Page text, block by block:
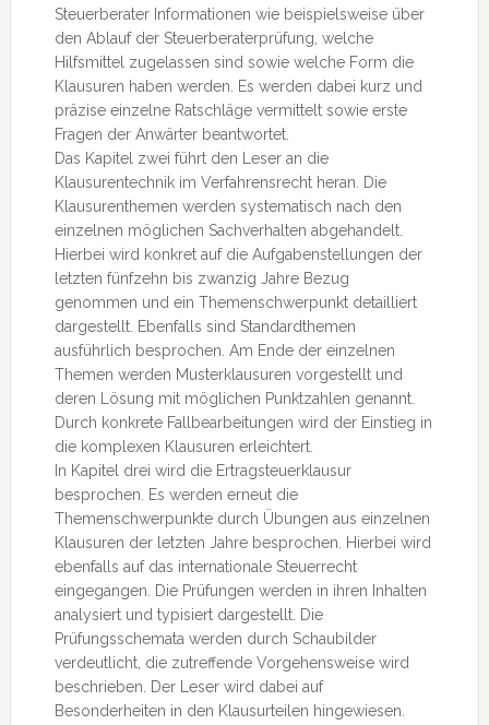
Steuerberater Informationen wie beispielsweise über
den Ablauf der Steuerberaterprüfung, welche
Hilfsmittel zugelassen sind sowie welche Form die
Klausuren haben werden. Es werden dabei kurz und
präzise einzelne Ratschläge vermittelt sowie erste
Fragen der Anwärter beantwortet.
Das Kapitel zwei führt den Leser an die
Klausurentechnik im Verfahrensrecht heran. Die
Klausurenthemen werden systematisch nach den
einzelnen möglichen Sachverhalten abgehandelt.
Hierbei wird konkret auf die Aufgabenstellungen der
letzten fünfzehn bis zwanzig Jahre Bezug
genommen und ein Themenschwerpunkt detailliert
dargestellt. Ebenfalls sind Standardthemen
ausführlich besprochen. Am Ende der einzelnen
Themen werden Musterklausuren vorgestellt und
deren Lösung mit möglichen Punktzahlen genannt.
Durch konkrete Fallbearbeitungen wird der Einstieg in
die komplexen Klausuren erleichtert.
In Kapitel drei wird die Ertragsteuerklausur
besprochen. Es werden erneut die
Themenschwerpunkte durch Übungen aus einzelnen
Klausuren der letzten Jahre besprochen. Hierbei wird
ebenfalls auf das internationale Steuerrecht
eingegangen. Die Prüfungen werden in ihren Inhalten
analysiert und typisiert dargestellt. Die
Prüfungsschemata werden durch Schaubilder
verdeutlicht, die zutreffende Vorgehensweise wird
beschrieben. Der Leser wird dabei auf
Besonderheiten in den Klausurteilen hingewiesen.